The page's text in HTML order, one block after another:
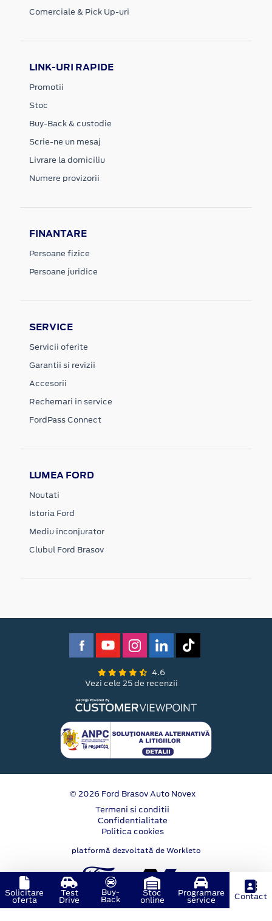
Comerciale & Pick Up-uri
LINK-URI RAPIDE
Promotii
Stoc
Buy-Back & custodie
Scrie-ne un mesaj
Livrare la domiciliu
Numere provizorii
FINANTARE
Persoane fizice
Persoane juridice
SERVICE
Servicii oferite
Garantii si revizii
Accesorii
Rechemari in service
FordPass Connect
LUMEA FORD
Noutati
Istoria Ford
Mediu inconjurator
Clubul Ford Brasov
4.6
Vezi cele 25 de recenzii
© 2026 Ford Brasov Auto Novex
Termeni si conditii
Confidentialitate
Politica cookies
platformă dezvoltată de Workleto
Solicitare
oferta
Test
Drive
Buy-
Back
Stoc
online
Programare
service Contact